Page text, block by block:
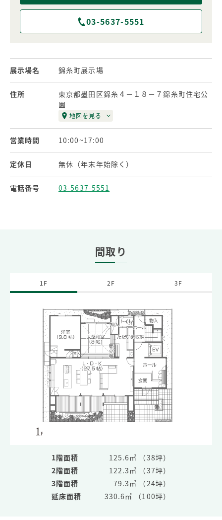
03-5637-5551
展示場名 錦糸町展示場
住所
東京都墨田区錦糸４－１８－７錦糸町住宅公
園
地図を見る
営業時間 10:00~17:00
定休日 無休（年末年始除く）
電話番号 03-5637-5551
間取り
1F 2F 3F
1階面積
125.6㎡ （38坪）
2階面積
122.3㎡ （37坪）
3階面積
79.3㎡ （24坪）
延床面積
330.6㎡ （100坪）